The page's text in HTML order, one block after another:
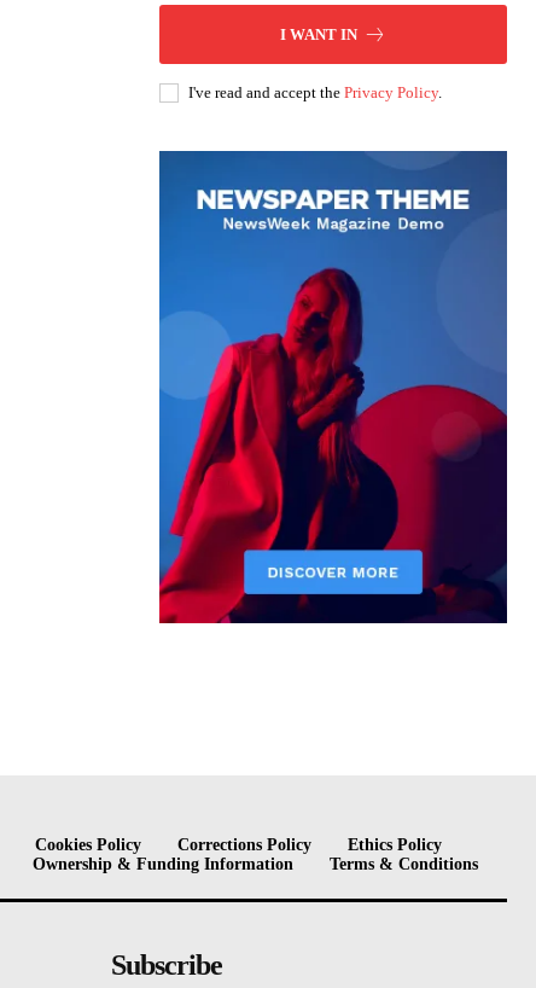
I WANT IN
I've read and accept the Privacy Policy.
Cookies Policy Corrections Policy
Ethics Policy
Ownership & Funding Information Terms & Conditions
Subscribe